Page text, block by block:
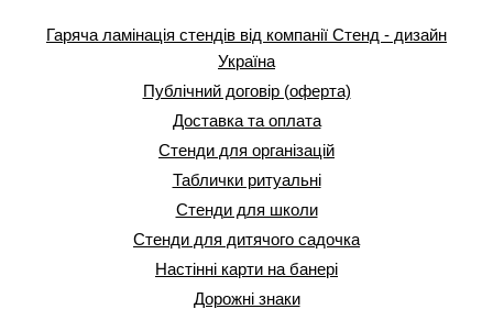
Гаряча ламінація стендів від компанії Стенд - дизайн
Україна
Публічний договір (оферта)
Доставка та оплата
Стенди для організацій
Таблички ритуальні
Стенди для школи
Стенди для дитячого садочка
Настінні карти на банері
Дорожні знаки